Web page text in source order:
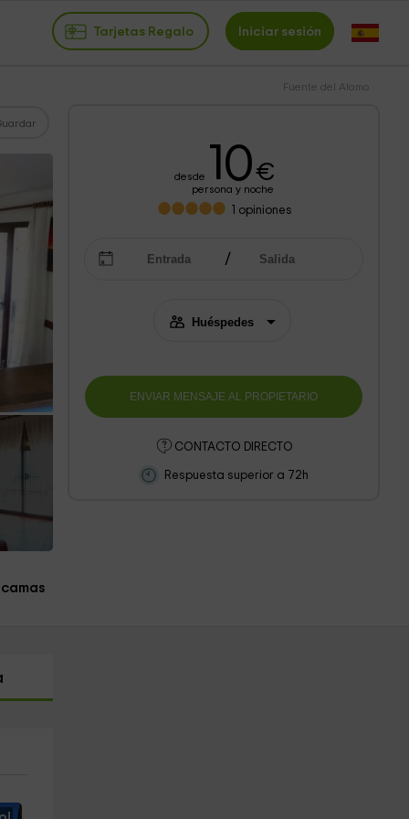
Tarjetas Regalo Iniciar sesión
Fuente del Alamo
desde 10€
persona y noche
1 opiniones
CONTACTO DIRECTO
Respuesta superior a 72h